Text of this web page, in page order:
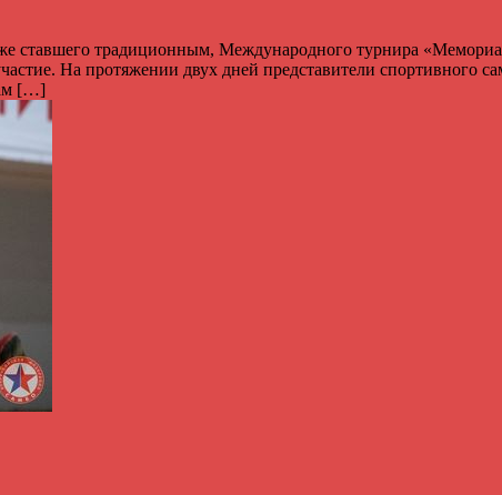
ставшего традиционным, Международного турнира
На протяжении двух дней представители спортивного
[…]